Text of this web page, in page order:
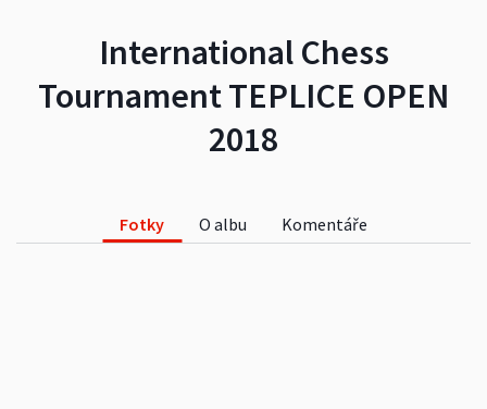
International Chess
Tournament TEPLICE OPEN
2018
Fotky O albu Komentáře